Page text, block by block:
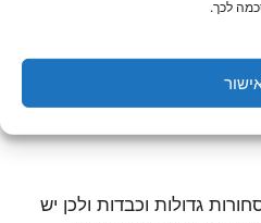
לכך.הרת אסון. מאזנים אלה
על ידי חברה המומחית
גדולות וכבדות ולכן יש